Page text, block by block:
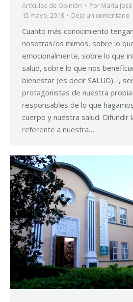
Artículos de Opinión Por María
15 mayo, 2018
Deja un comentario
Cuanto más conocimiento
nosotras/os mimos, sobre lo
emocionalmente, sobre lo que
salud, sobre lo que nos
bienestar (es decir SALUD)…,
protagonistas de nuestra propia
responsables de lo que
cuerpo y nuestra salud. Difundir
referente a nuestra…